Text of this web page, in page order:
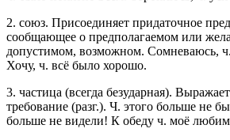
2. союз. Присоединяет придаточное
сообщающее о предполагаемом или
допустимом, возможном. Сомневаюсь,
Хочу, ч. всё было хорошо.
3. частица (всегда безударная).
требование (разг.). Ч. этого больше не
больше не видели! К обеду ч. моё